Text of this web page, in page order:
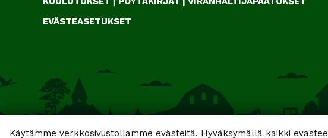
Käytämme verkkosivustollamme evästeitä. Hyväksymällä kaikki
EVÄSTEASETUKSET